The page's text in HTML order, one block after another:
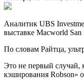
Аналитик UBS
выставке Macworld San
По словам Райтца,
Это не первый случай,
кэширования Robson»